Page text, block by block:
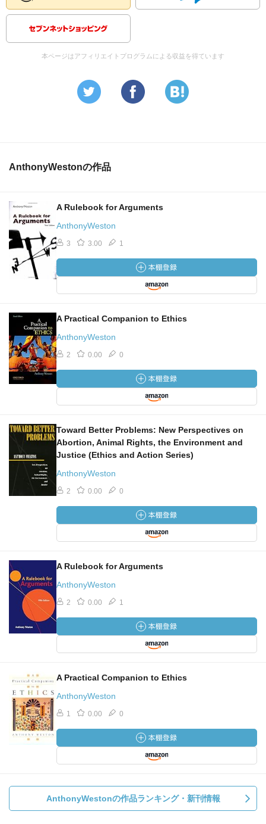
本ページはアフィリエイトプログラムによる収益を得ています
AnthonyWestonの作品
A Rulebook for Arguments
AnthonyWeston
3 3.00 1
A Practical Companion to Ethics
AnthonyWeston
2 0.00 0
Toward Better Problems: New Perspectives on
Abortion, Animal Rights, the Environment and
Justice (Ethics and Action Series)
AnthonyWeston
2 0.00 0
A Rulebook for Arguments
AnthonyWeston
2 0.00 1
A Practical Companion to Ethics
AnthonyWeston
1 0.00 0
AnthonyWestonの作品ランキング・新刊情報